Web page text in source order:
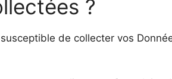
?
de collecter vos